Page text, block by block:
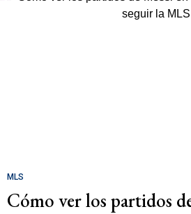
MLS
Cómo ver los partidos